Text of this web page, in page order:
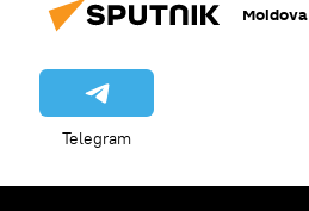
Moldova
Telegram